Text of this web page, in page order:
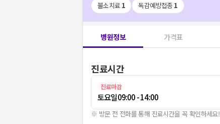
불소치료 1 독감예방접종 1
병원정보 가격표
진료시간
진료마감
토요일09:00 - 14:00
※ 방문 전 전화를 통해 진료시간을 꼭 확인하세요!